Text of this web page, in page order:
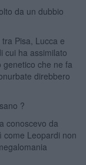
da un dubbio
Pisa, Lucca e
cui ha assimilato
che ne fa
direbbero
?
conoscevo da
come Leopardi non